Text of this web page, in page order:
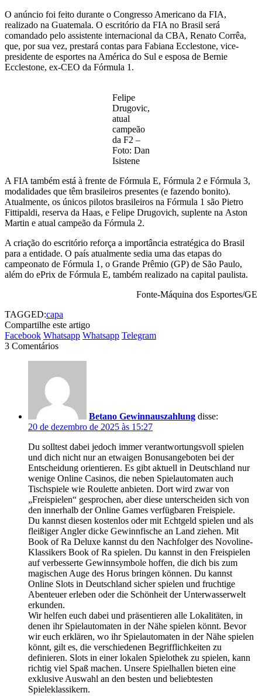
O anúncio foi feito durante o Congresso Americano da FIA,
realizado na Guatemala. O escritório da FIA no Brasil será
comandado pelo assistente internacional da CBA, Renato Corrêa,
que, por sua vez, prestará contas para Fabiana Ecclestone, vice-
presidente de esportes na América do Sul e esposa de Bernie
Ecclestone, ex-CEO da Fórmula 1.
Felipe
Drugovic,
atual
campeão
da F2 –
Foto: Dan
Isistene
A FIA também está à frente de Fórmula E, Fórmula 2 e Fórmula 3,
modalidades que têm brasileiros presentes (e fazendo bonito).
Atualmente, os únicos pilotos brasileiros na Fórmula 1 são Pietro
Fittipaldi, reserva da Haas, e Felipe Drugovich, suplente na Aston
Martin e atual campeão da Fórmula 2.
A criação do escritório reforça a importância estratégica do Brasil
para a entidade. O país atualmente sedia uma das etapas do
campeonato de Fórmula 1, o Grande Prêmio (GP) de São Paulo,
além do ePrix de Fórmula E, também realizado na capital paulista.
Fonte-Máquina dos Esportes/GE
TAGGED:capa
Compartilhe este artigo
Facebook Whatsapp Whatsapp Telegram
3 Comentários
Betano Gewinnauszahlung disse:
20 de dezembro de 2025 às 15:27
Du solltest dabei jedoch immer verantwortungsvoll spielen
und dich nicht nur an etwaigen Bonusangeboten bei der
Entscheidung orientieren. Es gibt aktuell in Deutschland nur
wenige Online Casinos, die neben Spielautomaten auch
Tischspiele wie Roulette anbieten. Dort wird zwar von
„Freispielen“ gesprochen, aber diese unterscheiden sich von
den innerhalb der Online Games verfügbaren Freispiele.
Du kannst diesen kostenlos oder mit Echtgeld spielen und als
fleißiger Angler dicke Gewinnfische an Land ziehen. Mit
Book of Ra Deluxe kannst du den Nachfolger des Novoline-
Klassikers Book of Ra spielen. Du kannst in den Freispielen
auf verbesserte Gewinnsymbole hoffen, die dich bis zum
magischen Auge des Horus bringen können. Du kannst
Online Slots in Deutschland sicher spielen und fruchtige
Abenteuer erleben oder die Schönheit der Unterwasserwelt
erkunden.
Wir helfen euch dabei und präsentieren alle Lokalitäten, in
denen ihr Spielautomaten in der Nähe spielen könnt. Bevor
wir euch erklären, wo ihr Spielautomaten in der Nähe spielen
könnt, gilt es, die verschiedenen Begrifflichkeiten zu
definieren. Slots in einer lokalen Spielothek zu spielen, kann
richtig viel Spaß machen. Unsere Spielhallen bieten eine
exklusive Auswahl an den besten und beliebtesten
Spieleklassikern.